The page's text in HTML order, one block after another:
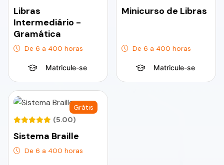
Libras
Intermediário -
Gramática
De 6 a 400 horas
Matricule-se
Minicurso de Libras
De 6 a 400 horas
Matricule-se
Grátis
(5.00)
Sistema Braille
De 6 a 400 horas